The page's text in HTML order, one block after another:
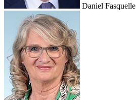
Daniel Fasquelle